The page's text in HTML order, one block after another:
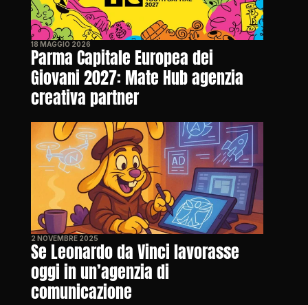
18 MAGGIO 2026
Parma Capitale Europea dei
Giovani 2027: Mate Hub agenzia
creativa partner
2 NOVEMBRE 2025
Se Leonardo da Vinci lavorasse
oggi in un’agenzia di
comunicazione